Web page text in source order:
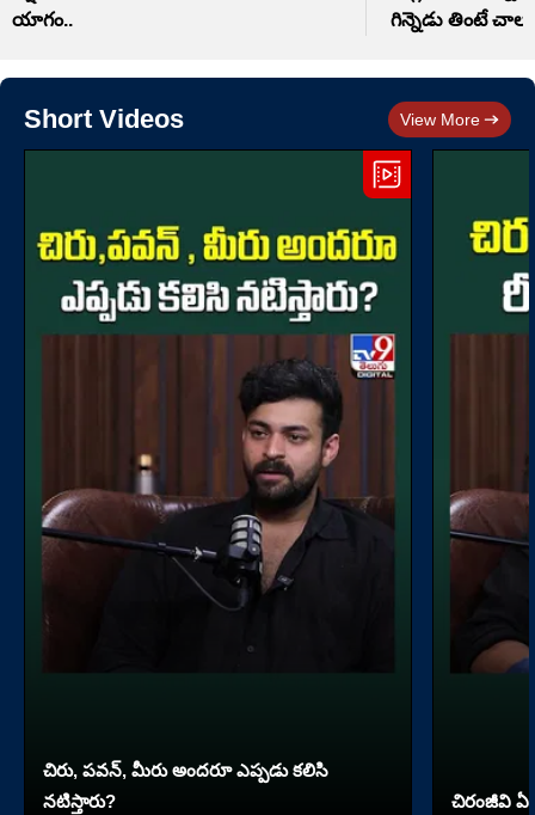
యాగం..
గిన్నెడు తింటే చాలు
Short Videos View More
చిరు, పవన్, మీరు అందరూ ఎప్పడు కలిసి
నటిస్తారు?
చిరంజీవి ఏ